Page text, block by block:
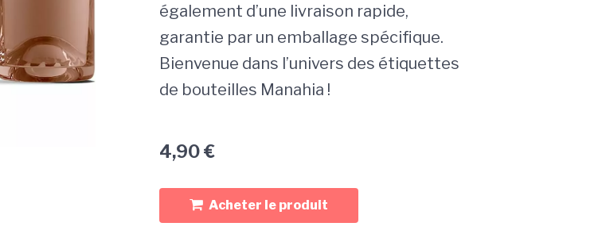
également d’une livraison rapide,
garantie par un emballage spécifique.
Bienvenue dans l’univers des étiquettes
de bouteilles Manahia !
4,90€
Acheter le produit